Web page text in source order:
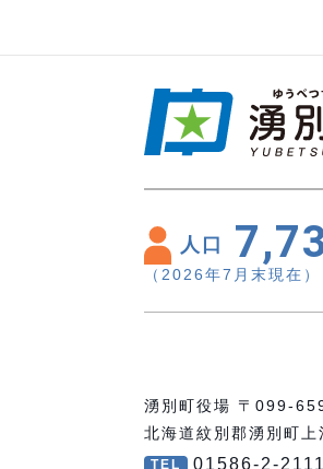
人口
（2026年7月末現在）
湧別町役場 〒099-
北海道紋別郡湧別町
TEL 01586-2-2111